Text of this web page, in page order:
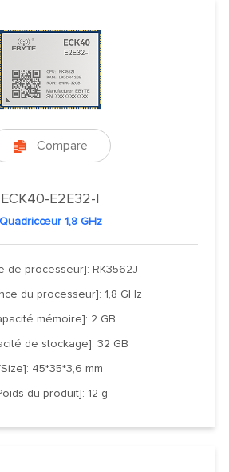
 Compare
ECK40-E2E32-I
Quadricœur 1,8 GHz
de processeur]: RK3562J
du processeur]: 1,8 GHz
mémoire]: 2 GB
de stockage]: 32 GB
[Size]: 45*35*3,6 mm
du produit]: 12 g